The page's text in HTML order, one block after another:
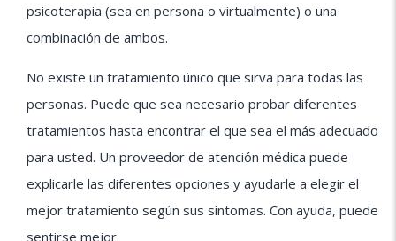
psicoterapia (sea en persona o virtualmente) o una
combinación de ambos.
No existe un tratamiento único que sirva para todas las
personas. Puede que sea necesario probar diferentes
tratamientos hasta encontrar el que sea el más adecuado
para usted. Un proveedor de atención médica puede
explicarle las diferentes opciones y ayudarle a elegir el
mejor tratamiento según sus síntomas. Con ayuda, puede
sentirse mejor.